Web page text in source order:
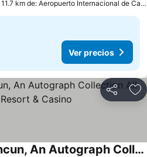
a 11.7 km de: Aeropuerto Internacional de Cancún
Ver precios
Compartir
Royalton Riviera Cancun, An Autograph Collection All-Inclusive Resort & Casino